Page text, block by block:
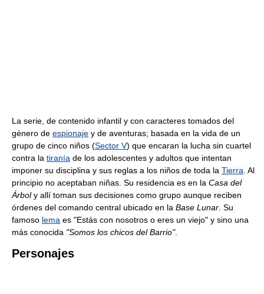
La serie, de contenido infantil y con caracteres tomados del
género de espionaje y de aventuras; basada en la vida de un
grupo de cinco niños (Sector V) que encaran la lucha sin cuartel
contra la tiranía de los adolescentes y adultos que intentan
imponer su disciplina y sus reglas a los niños de toda la Tierra . Al
principio no aceptaban niñas. Su residencia es en la Casa del
Árboly allí toman sus decisiones como grupo aunque reciben
órdenes del comando central ubicado en la Base Lunar . Su
famoso lema es "Estás con nosotros o eres un viejo" y sino una
más conocida "Somos los chicos del Barrio".
Personajes